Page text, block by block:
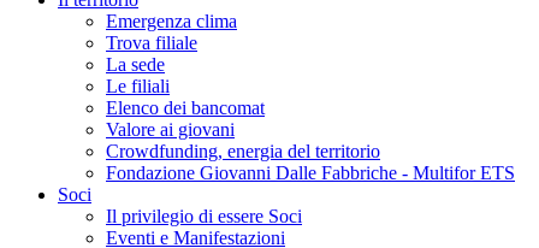
Emergenza clima
Trova filiale
La sede
Le filiali
Elenco dei bancomat
Valore ai giovani
Crowdfunding, energia del territorio
Fondazione Giovanni Dalle Fabbriche - Multifor ETS
Soci
Il privilegio di essere Soci
Eventi e Manifestazioni